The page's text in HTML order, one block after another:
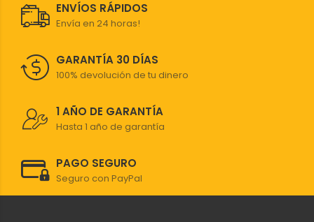
ENVÍOS RÁPIDOS
Envía en 24 horas!
GARANTÍA 30 DÍAS
100% devolución de tu dinero
1 AÑO DE GARANTÍA
Hasta 1 año de garantía
PAGO SEGURO
Seguro con PayPal